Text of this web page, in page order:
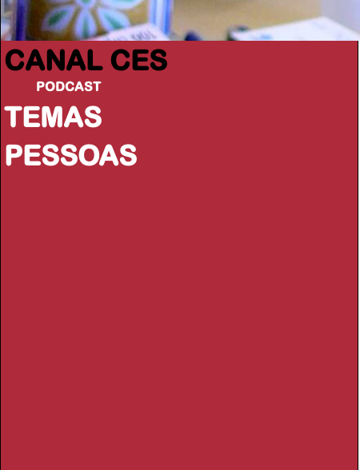
CANAL CES
PODCAST
TEMAS
PESSOAS